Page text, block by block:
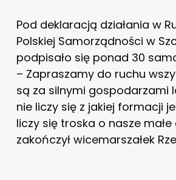
Pod deklaracją działania w
Polskiej Samorządności w
podpisało się ponad 30
– Zapraszamy do ruchu
są za silnymi gospodarzami
nie liczy się z jakiej formacji
liczy się troska o nasze małe
zakończył wicemarszałek